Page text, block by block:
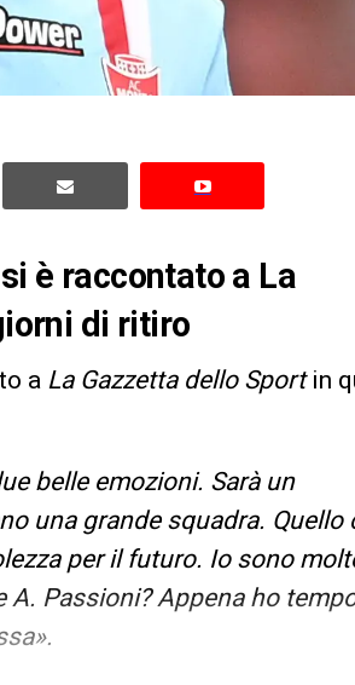
è raccontato a La
di ritiro
a La Gazzetta dello Sportin
belle emozioni. Sarà un
una grande squadra. Quello
per il futuro. Io sono
A. Passioni? Appena ho